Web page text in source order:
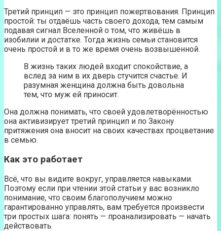
Третий принцип — это принцип пожертвования. Принцип
простой: ты отдаёшь часть своего дохода, тем самым
подавая сигнал Вселенной о том, что живёшь в
изобилии и достатке. Тогда жизнь семьи становится
очень простой и в то же время очень возвышенной.
В жизнь таких людей входит спокойствие, а
вслед за ним в их дверь стучится счастье. И
разумная женщина должна быть довольна
тем, что муж ей приносит.
Она должна понимать, что своей удовлетворённостью
она активизирует третий принцип и по Закону
притяжения она вносит на своих качествах процветание
в семью.
Как это работает
Всё, что вы видите вокруг, управляется навыками.
Поэтому если при чтении этой статьи у вас возникло
понимание, что своим благополучием можно
гарантированно управлять, вам требуется произвести
три простых шага: понять — проанализировать — начать
действовать.